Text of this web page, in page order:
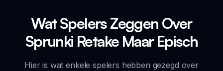
Wat Spelers Zeggen Over
Sprunki Retake Maar Episch
Hier is wat enkele spelers hebben gezegd over